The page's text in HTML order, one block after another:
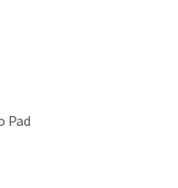
Pad